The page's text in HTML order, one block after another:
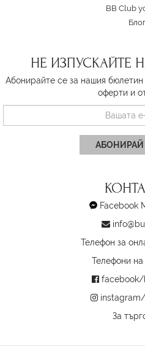
BB Club
Блог
НЕ ИЗПУСКАЙТЕ
Абонирайте се за нашия бюлетин
оферти и
АБОНИРАЙ
Facebook
Телефон за
Телефони на
За